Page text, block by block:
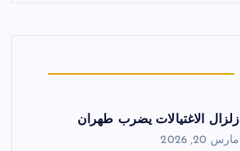
زلزال الاغتيالات يضرب طهران
مارس 20, 2026